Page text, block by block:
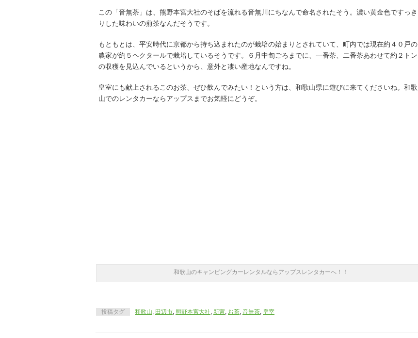
この「音無茶」は、熊野本宮大社のそばを流れる音無川にちなんで命名されたそう。濃い黄金色ですっき
りした味わいの煎茶なんだそうです。
もともとは、平安時代に京都から持ち込まれたのが栽培の始まりとされていて、町内では現在約４０戸の
農家が約５ヘクタールで栽培しているそうです。６月中旬ごろまでに、一番茶、二番茶あわせて約２トン
の収穫を見込んでいるというから、意外と凄い産地なんですね。
皇室にも献上されるこのお茶、ぜひ飲んでみたい！という方は、和歌山県に遊びに来てくださいね。和歌
山でのレンタカーならアップスまでお気軽にどうぞ。
和歌山のキャンピングカーレンタルならアップスレンタカーへ！！
投稿タグ 和歌山, 田辺市, 熊野本宮大社, 新宮, お茶, 音無茶, 皇室